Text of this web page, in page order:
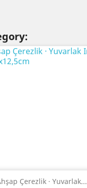
Çerezlik · Yuvarlak...
Quick view